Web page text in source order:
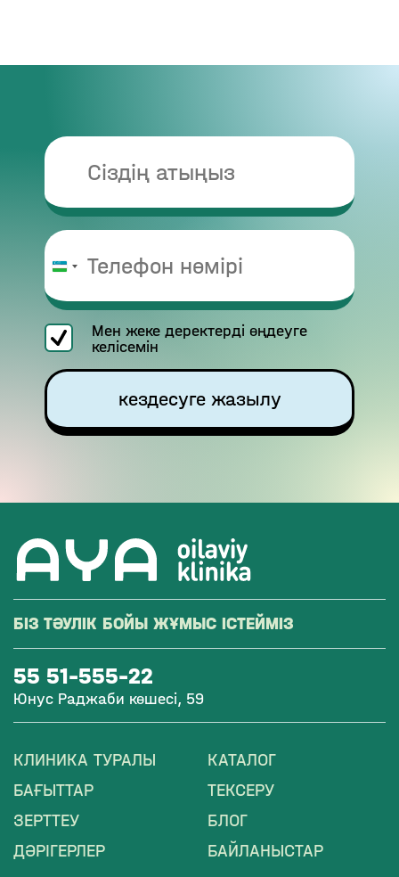
Uzbekistan
Мен жеке деректерді өңдеуге
келісемін
кездесуге жазылу
БІЗ ТӘУЛІК БОЙЫ ЖҰМЫС ІСТЕЙМІЗ
55 51-555-22
Юнус Раджаби көшесі, 59
КЛИНИКА ТУРАЛЫ
БАҒЫТТАР
ЗЕРТТЕУ
ДӘРІГЕРЛЕР
КАТАЛОГ
ТЕКСЕРУ
БЛОГ
БАЙЛАНЫСТАР